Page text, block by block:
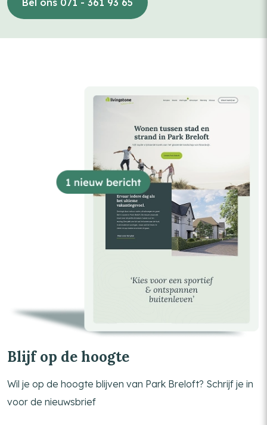
Bel ons 071 - 361 93 65
Blijf op de hoogte
Wil je op de hoogte blijven van Park Breloft? Schrijf je in
voor de nieuwsbrief